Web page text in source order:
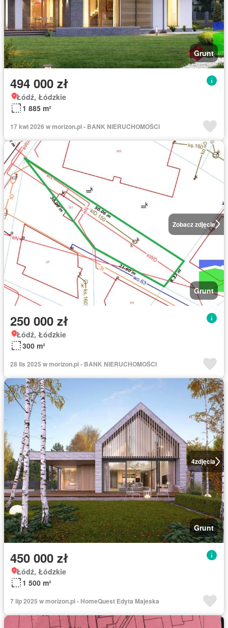
Grunt
494 000 zł
Łódź, Łódzkie
1 885 m²
17 kwi 2026 w morizon.pl - BANK NIERUCHOMOŚCI
Zobacz zdjęcie
Grunt
250 000 zł
Łódź, Łódzkie
300 m²
28 lis 2025 w morizon.pl - BANK NIERUCHOMOŚCI
4zdjęcia
Grunt
450 000 zł
Łódź, Łódzkie
1 500 m²
7 lip 2025 w morizon.pl - HomeQuest Edyta Majeska